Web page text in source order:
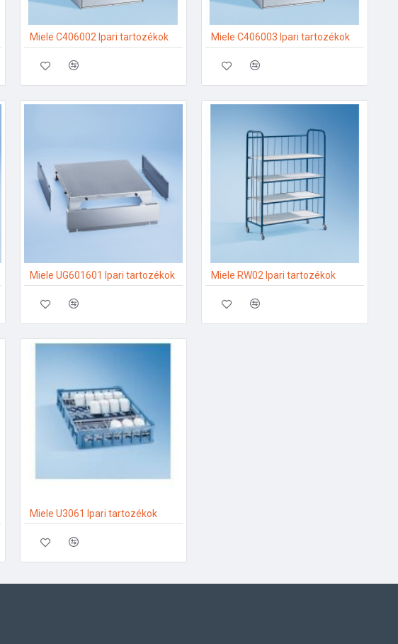
Miele C406002 Ipari tartozékok Miele C406003 Ipari tartozékok
Miele UG601601 Ipari tartozékok Miele RW02 Ipari tartozékok
Miele U3061 Ipari tartozékok